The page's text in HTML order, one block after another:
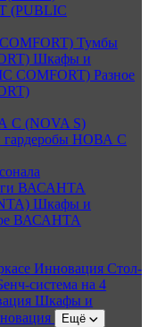
Тумбы
Шкафы и
COMFORT) Разное
С (NOVA S)
НОВА С
ВАСАНТА
Шкафы и
ВАСАНТА
Инновация Стол-
система на 4
Шкафы и
Ещё